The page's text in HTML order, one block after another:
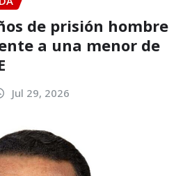
de prisión hombre
a una menor de
Jul 29, 2026